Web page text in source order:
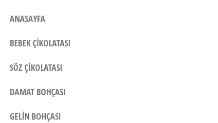
ANASAYFA
BEBEK ÇIKOLATASI
SÖZ ÇIKOLATASI
DAMAT BOHÇASI
GELIN BOHÇASI